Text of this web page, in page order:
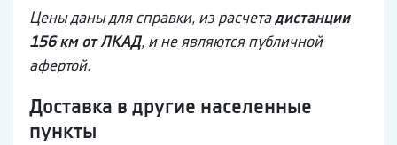
Цены даны для справки, из расчетадистанции
156 км от ЛКАД, и не являются публичной
афертой.
Доставка в другие населенные
пункты